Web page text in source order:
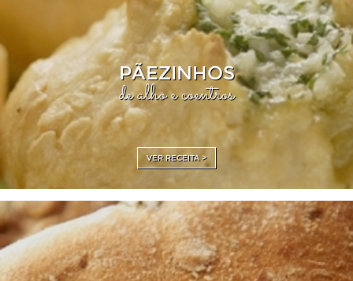
PÃEZINHOS
de alho e coentros
VER RECEITA >